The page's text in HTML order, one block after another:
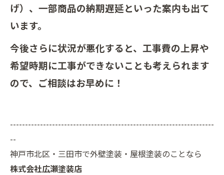
げ）、一部商品の納期遅延といった案内も出て
います。
今後さらに状況が悪化すると、工事費の上昇や
希望時期に工事ができないことも考えられます
ので、ご相談はお早めに！
--------------------------------------------------------------------
--
神戸市北区・三田市で外壁塗装・屋根塗装のことなら
株式会社広瀬塗装店